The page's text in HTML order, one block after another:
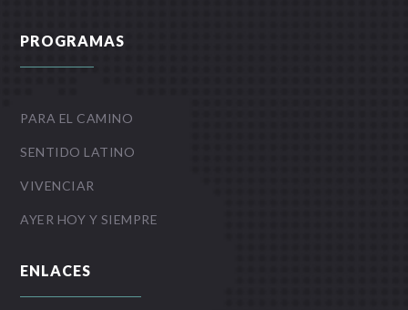
PROGRAMAS
PARA EL CAMINO
SENTIDO LATINO
VIVENCIAR
AYER HOY Y SIEMPRE
ENLACES